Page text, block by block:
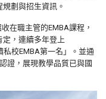
劃與招生資訊。
在職主管的EMBA課程，
，連續多年登上
私校EMBA第一名」。並通
證，展現教學品質已與國